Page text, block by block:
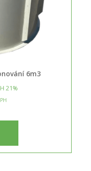
6m3
21%